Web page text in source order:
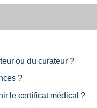
ou du curateur ?
?
le certificat médical ?